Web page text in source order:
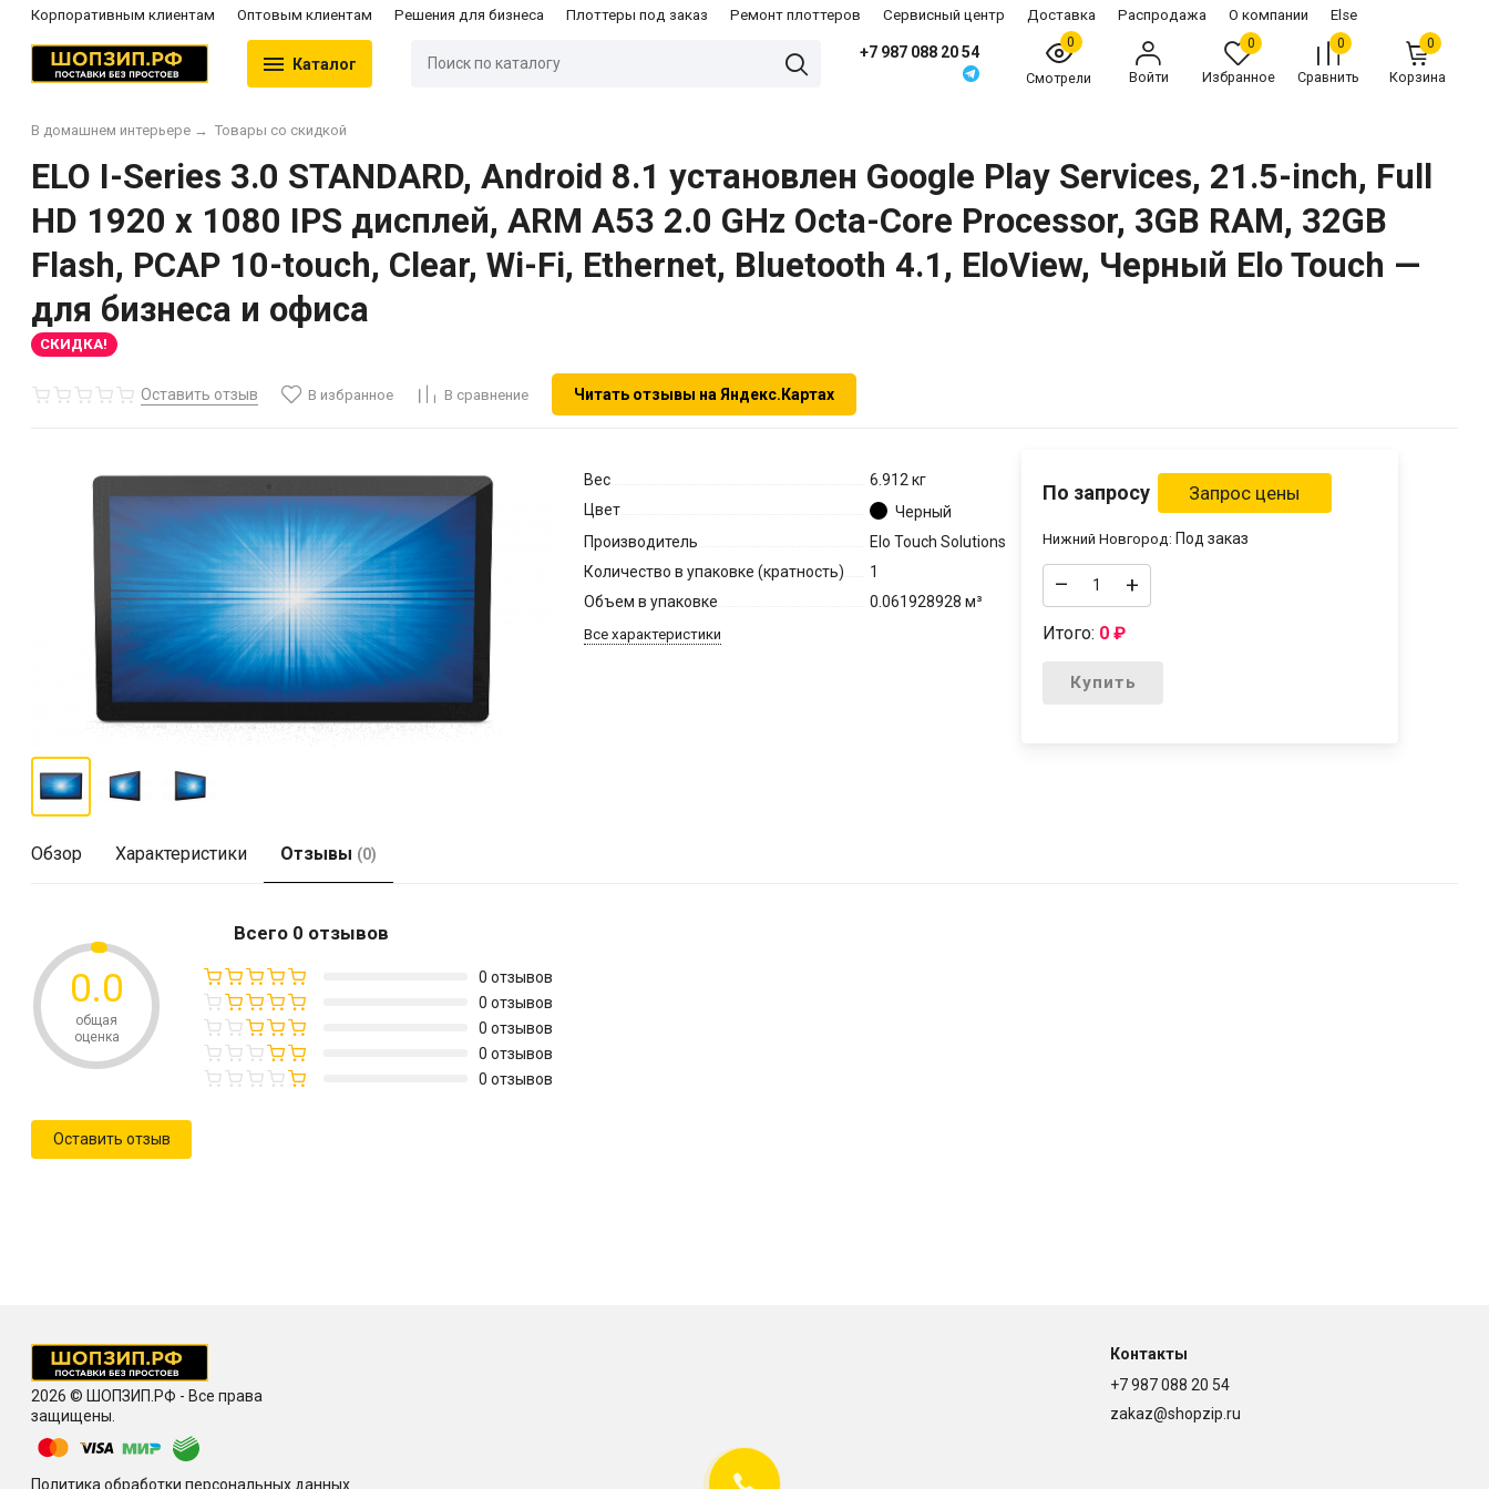
Корпоративным клиентам Оптовым клиентам Решения для бизнеса Плоттеры под заказ Ремонт плоттеров Сервисный центр Доставка Распродажа О компании Else
Каталог
+7 987 088 20 54
0
Смотрели Войти
0
Избранное
0
Сравнить
0
Корзина
В домашнем интерьере → Товары со скидкой
ELO I-Series 3.0 STANDARD, Android 8.1 установлен Google Play Services, 21.5-inch, Full
HD 1920 x 1080 IPS дисплей, ARM A53 2.0 GHz Octa-Core Processor, 3GB RAM, 32GB
Flash, PCAP 10-touch, Clear, Wi-Fi, Ethernet, Bluetooth 4.1, EloView, Черный Elo Touch —
для бизнеса и офиса
СКИДКА!
Оставить отзыв В избранное В сравнение Читать отзывы на Яндекс.Картах
Вес
6.912 кг
Цвет
Черный
Производитель
Elo Touch Solutions
Количество в упаковке (кратность)
1
Объем в упаковке
0.061928928 м³
Все характеристики
По запросу
Нижний Новгород: Под заказ
– +
Итого: 0₽
Купить
Обзор Характеристики Отзывы (0)
0.0
общая
оценка
Всего 0 отзывов
0 отзывов
0 отзывов
0 отзывов
0 отзывов
0 отзывов
Оставить отзыв
2026 © ШОПЗИП.РФ - Все права
защищены.
Политика обработки персональных данных
Контакты
+7 987 088 20 54
zakaz@shopzip.ru